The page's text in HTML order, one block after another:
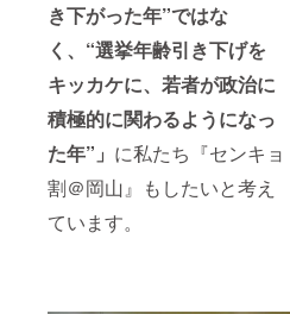
き下がった年”ではな
く、“選挙年齢引き下げを
キッカケに、若者が政治に
積極的に関わるようになっ
た年”」 に私たち『センキョ
割＠岡山』もしたいと考え
ています。